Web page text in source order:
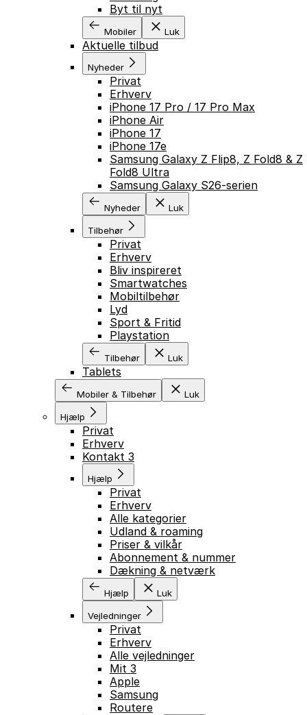
GÅ TIL INDHOLD
Byt til nyt
Mobiler Luk
Aktuelle tilbud
Nyheder
Privat
Erhverv
iPhone 17 Pro / 17 Pro Max
iPhone Air
iPhone 17
iPhone 17e
Samsung Galaxy Z Flip8, Z Fold8 & Z
Fold8 Ultra
Samsung Galaxy S26-serien
Nyheder Luk
Tilbehør
Privat
Erhverv
Bliv inspireret
Smartwatches
Mobiltilbehør
Lyd
Sport & Fritid
Playstation
Tilbehør Luk
Tablets
Mobiler & Tilbehør Luk
Hjælp
Privat
Erhverv
Kontakt 3
Hjælp
Privat
Erhverv
Alle kategorier
Udland & roaming
Priser & vilkår
Abonnement & nummer
Dækning & netværk
Hjælp Luk
Vejledninger
Privat
Erhverv
Alle vejledninger
Mit 3
Apple
Samsung
Routere